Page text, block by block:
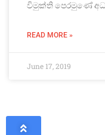
විමුක්ති පෙරමුණේ
READ MORE »
June 17, 2019